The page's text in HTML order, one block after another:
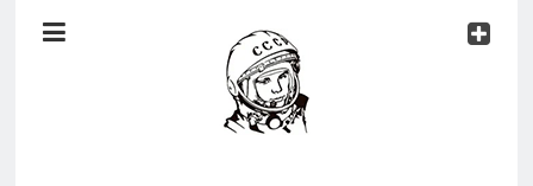
Документы